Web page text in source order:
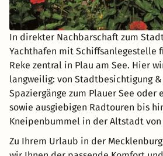
In direkter Nachbarschaft zum
Yachthafen mit Schiffsanlegestelle
Reke zentral in Plau am See. Hier
langweilig: von Stadtbesichtigung
Spaziergänge zum Plauer See oder
sowie ausgiebigen Radtouren bis
Kneipenbummel in der Altstadt von
Zu Ihrem Urlaub in der